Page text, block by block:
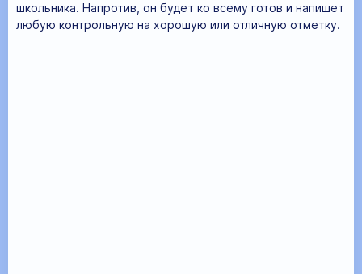
школьника. Напротив, он будет ко всему готов и напишет
любую контрольную на хорошую или отличную отметку.